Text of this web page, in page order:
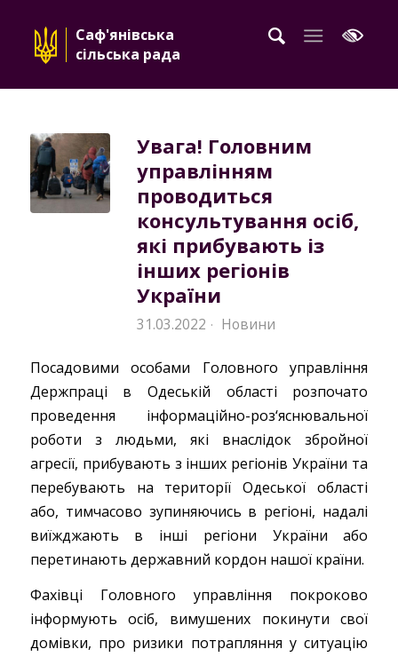
Саф'янівська
сільська рада
Увага! Головним
управлінням
проводиться
консультування осіб,
які прибувають із
інших регіонів
України
31.03.2022 · Новини
Посадовими особами Головного управління
Держпраці в Одеській області розпочато
проведення інформаційно-роз‘яснювальної
роботи з людьми, які внаслідок збройної
агресії, прибувають з інших регіонів України та
перебувають на території Одеської області
або, тимчасово зупиняючись в регіоні, надалі
виїжджають в інші регіони України або
перетинають державний кордон нашої країни.
Фахівці Головного управління покроково
інформують осіб, вимушених покинути свої
домівки, про ризики потрапляння у ситуацію